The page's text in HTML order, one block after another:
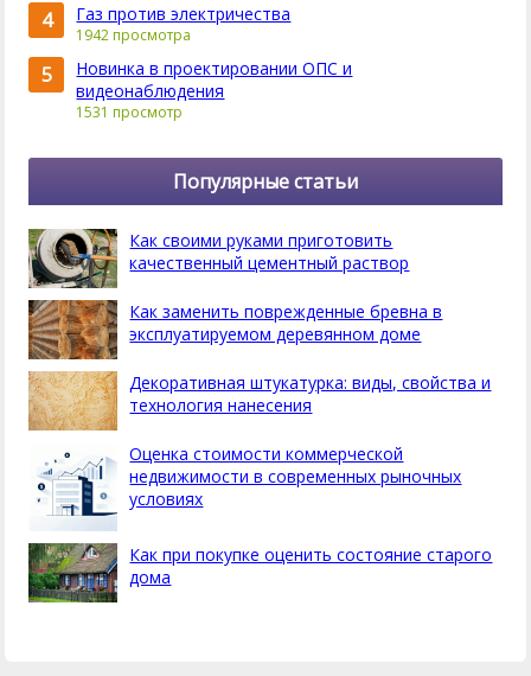
4 Газ против электричества
1942 просмотра
5
Новинка в проектировании ОПС и
видеонаблюдения
1531 просмотр
Популярные статьи
Как своими руками приготовить
качественный цементный раствор
Как заменить поврежденные бревна в
эксплуатируемом деревянном доме
Декоративная штукатурка: виды, свойства и
технология нанесения
Оценка стоимости коммерческой
недвижимости в современных рыночных
условиях
Как при покупке оценить состояние старого
дома